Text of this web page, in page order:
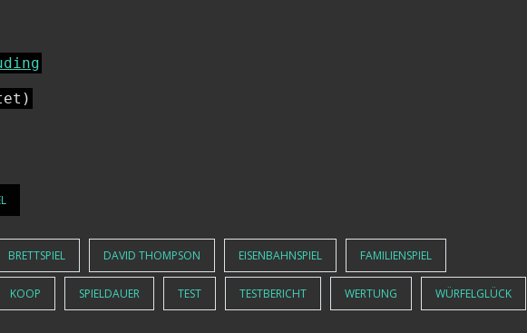
BRETTSPIEL DAVID THOMPSON EISENBAHNSPIEL FAMILIENSPIEL
KOOP SPIELDAUER TEST TESTBERICHT WERTUNG WÜRFELGLÜCK